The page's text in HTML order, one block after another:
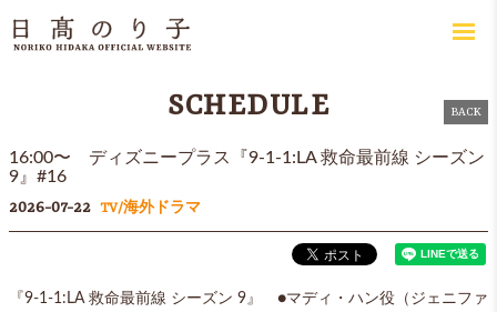
SCHEDULE BACK
16:00〜 ディズニープラス『9-1-1:LA 救命最前線 シーズン
9』#16
2026-07-22 TV/海外ドラマ
『9-1-1:LA 救命最前線 シーズン 9』 ●マディ・ハン役（ジェニファ